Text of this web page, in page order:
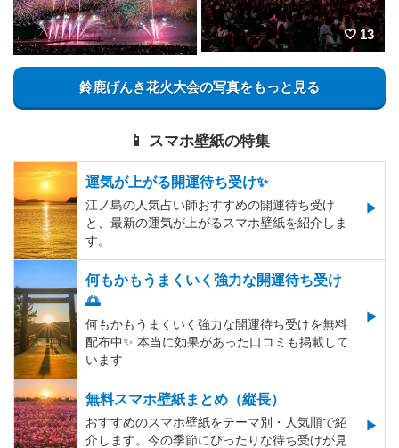
13
鈴鹿げんき花火大会の写真をもっと見る
📱 スマホ壁紙の特集
運気が上がる開運待ち受け✨
江ノ島の人気占い師おすすめの開運待ち受け
と、最新の運気が上がるスマホ壁紙を紹介しま
す。
何もかもうまくいく強力な開運待ち受け
🌅
何もかもうまくいく強力な開運待ち受けを無料
配布中✨️ 本当に効果があった口コミも掲載して
います
無料スマホ壁紙まとめ（縦長）
おすすめのスマホ壁紙をテーマ別・人気順で紹
介します。今の季節にぴったりな待ち受けが見